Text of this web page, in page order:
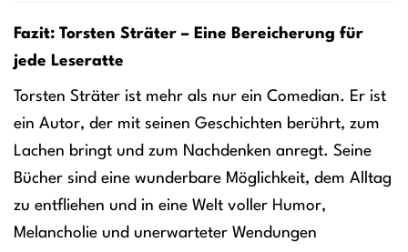
Fazit: Torsten Sträter – Eine Bereicherung für
jede Leseratte
Torsten Sträter ist mehr als nur ein Comedian. Er ist
ein Autor, der mit seinen Geschichten berührt, zum
Lachen bringt und zum Nachdenken anregt. Seine
Bücher sind eine wunderbare Möglichkeit, dem Alltag
zu entfliehen und in eine Welt voller Humor,
Melancholie und unerwarteter Wendungen